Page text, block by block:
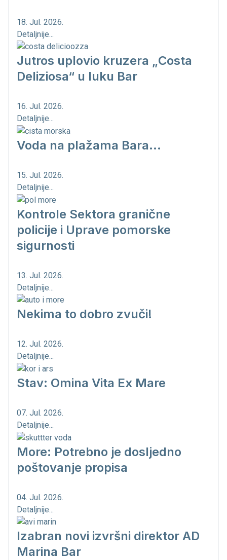
18. Jul. 2026.
Detaljnije...
Jutros uplovio kruzera „Costa
Deliziosa“ u luku Bar
16. Jul. 2026.
Detaljnije...
Voda na plažama Bara...
15. Jul. 2026.
Detaljnije...
Kontrole Sektora granične
policije i Uprave pomorske
sigurnosti
13. Jul. 2026.
Detaljnije...
Nekima to dobro zvuči!
12. Jul. 2026.
Detaljnije...
Stav: Omina Vita Ex Mare
07. Jul. 2026.
Detaljnije...
More: Potrebno je dosljedno
poštovanje propisa
04. Jul. 2026.
Detaljnije...
Izabran novi izvršni direktor AD
Marina Bar